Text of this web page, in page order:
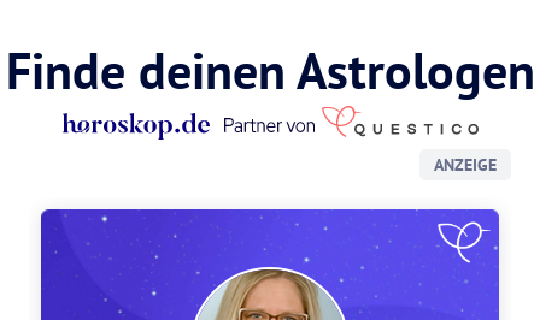
Finde deinen Astrologen
ANZEIGE